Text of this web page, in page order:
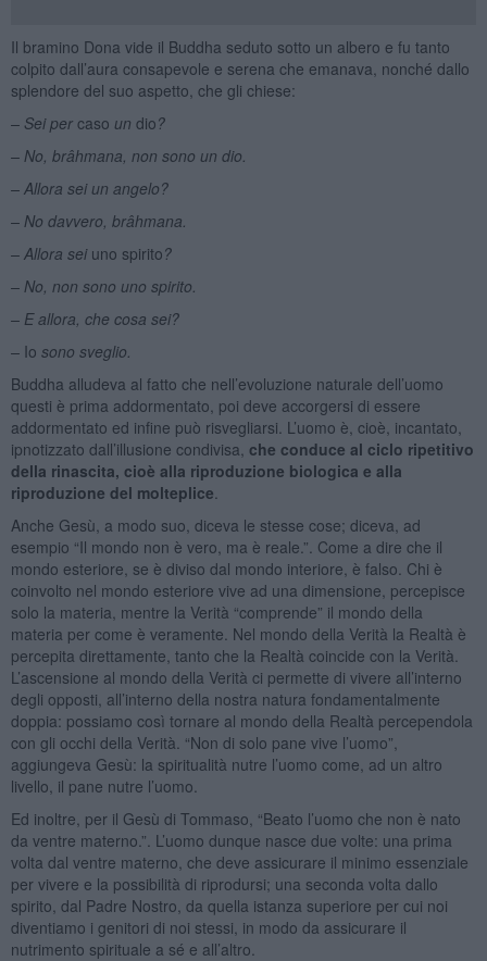
Il bramino Dona vide il Buddha seduto sotto un albero e fu tanto
colpito dall’aura consapevole e serena che emanava, nonché dallo
splendore del suo aspetto, che gli chiese:
– Sei per caso un dio?
– No, brâhmana, non sono un dio.
– Allora sei un angelo?
– No davvero, brâhmana.
– Allora sei uno spirito?
– No, non sono uno spirito.
– E allora, che cosa sei?
– Io sono sveglio.
Buddha alludeva al fatto che nell’evoluzione naturale dell’uomo
questi è prima addormentato, poi deve accorgersi di essere
addormentato ed infine può risvegliarsi. L’uomo è, cioè, incantato,
ipnotizzato dall’illusione condivisa, che conduce al ciclo ripetitivo
della rinascita, cioè alla riproduzione biologica e alla
riproduzione del molteplice
Anche Gesù, a modo suo, diceva le stesse cose; diceva, ad
esempio “Il mondo non è vero, ma è reale.”. Come a dire che il
mondo esteriore, se è diviso dal mondo interiore, è falso. Chi è
coinvolto nel mondo esteriore vive ad una dimensione, percepisce
solo la materia, mentre la Verità “comprende” il mondo della
materia per come è veramente. Nel mondo della Verità la Realtà è
percepita direttamente, tanto che la Realtà coincide con la Verità.
L’ascensione al mondo della Verità ci permette di vivere all’interno
degli opposti, all’interno della nostra natura fondamentalmente
doppia: possiamo così tornare al mondo della Realtà percependola
con gli occhi della Verità. “Non di solo pane vive l’uomo”,
aggiungeva Gesù: la spiritualità nutre l’uomo come, ad un altro
livello, il pane nutre l’uomo.
Ed inoltre, per il Gesù di Tommaso, “Beato l’uomo che non è nato
da ventre materno.”. L’uomo dunque nasce due volte: una prima
volta dal ventre materno, che deve assicurare il minimo essenziale
per vivere e la possibilità di riprodursi; una seconda volta dallo
spirito, dal Padre Nostro, da quella istanza superiore per cui noi
diventiamo i genitori di noi stessi, in modo da assicurare il
nutrimento spirituale a sé e all’altro.